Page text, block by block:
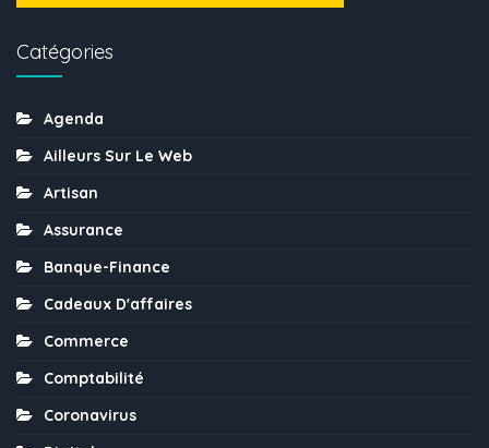
Catégories
Agenda
Ailleurs Sur Le Web
Artisan
Assurance
Banque-Finance
Cadeaux D'affaires
Commerce
Comptabilité
Coronavirus